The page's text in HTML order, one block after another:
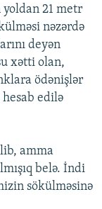
21 metr
nəzərdə
deyən
xətti olan,
ödənişlər
hesab edilə
amma
belə. İndi
sökülməsinə